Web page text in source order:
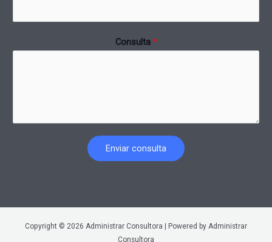
Consulta *
Enviar consulta
Copyright © 2026 Administrar Consultora | Powered by Administrar
Consultora